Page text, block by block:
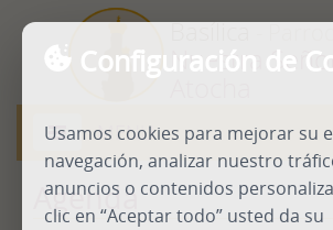
Configuración de
Usamos cookies para mejorar su
navegación, analizar nuestro
anuncios o contenidos
clic en “Aceptar todo” usted da su
Basílica
Nuestra
Abrir
menú
MENU
Agenda